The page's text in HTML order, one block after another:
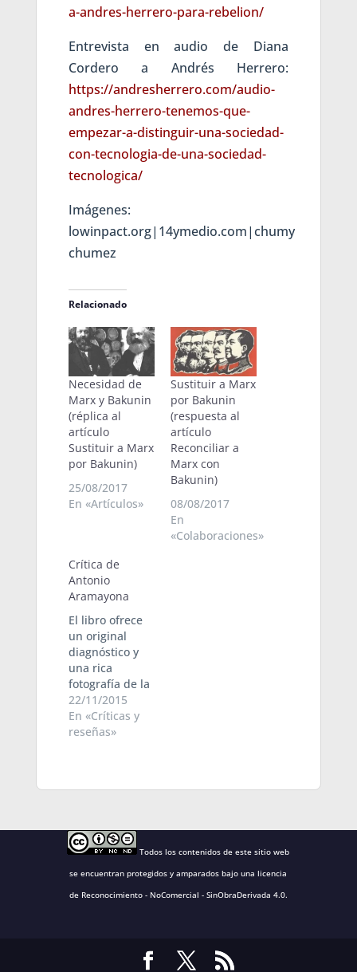
a-andres-herrero-para-rebelion/
Entrevista en audio de Diana
Cordero a Andrés Herrero:
https://andresherrero.com/audio-
andres-herrero-tenemos-que-
empezar-a-distinguir-una-sociedad-
con-tecnologia-de-una-sociedad-
tecnologica/
Imágenes:
lowinpact.org|14ymedio.com|chumy
chumez
Relacionado
Necesidad de
Marx y Bakunin
(réplica al
artículo
Sustituir a Marx
por Bakunin)
25/08/2017
En «Artículos»
Sustituir a Marx
por Bakunin
(respuesta al
artículo
Reconciliar a
Marx con
Bakunin)
08/08/2017
En
«Colaboraciones»
Crítica de
Antonio
Aramayona
El libro ofrece
un original
diagnóstico y
una rica
fotografía de la
época en que
vivimos en la
parte
datos que
aporta, sin que
su abundancia
conduzca a la
asfixia del
22/11/2015
En «Críticas y
reseñas»
Todos los contenidos de este sitio web
se encuentran protegidos y amparados bajo unalicencia
de Reconocimiento - NoComercial - SinObraDerivada 4.0.